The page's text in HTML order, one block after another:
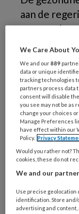
aan de
aanvraag
initiatief en
voort die de
gebruiken
de raad
het gebied
Zo gaat de
nodig is om
rondom het
We Care About
We and our889
data or unique
tracking technologies
partners process data
consent will disable
you see may not be as
change your choices
Manage Preferences
have effect within our
Policy. Privacy
Would you rather not?
cookies, these do not
We and our
Use precise
identification. Store and/
advertising and